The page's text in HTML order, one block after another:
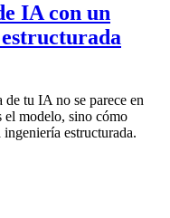
IA con un
de tu IA no se parece en
el modelo, sino cómo
estructurada.